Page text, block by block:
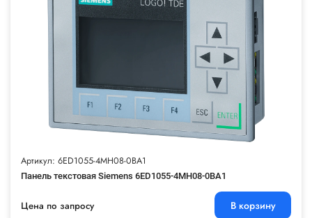
Артикул: 6ED1055-4MH08-0BA1
Панель текстовая Siemens 6ED1055-4MH08-0BA1
Цена по запросу В корзину